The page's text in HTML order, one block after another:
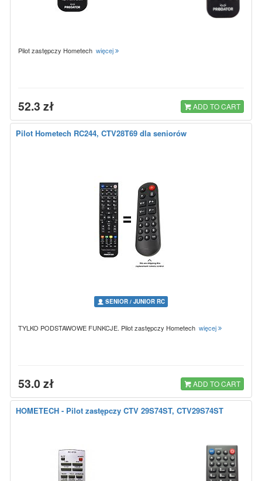
Pilot zastępczy Hometech więcej
52.3 zł ADD TO CART
Pilot Hometech RC244, CTV28T69 dla seniorów
SENIOR / JUNIOR RC
TYLKO PODSTAWOWE FUNKCJE. Pilot zastępczy Hometech więcej
53.0 zł ADD TO CART
HOMETECH - Pilot zastępczy CTV 29S74ST, CTV29S74ST